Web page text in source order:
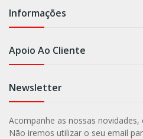
Informações
Apoio Ao Cliente
Newsletter
Acompanhe as nossas
Não iremos utilizar o seu email